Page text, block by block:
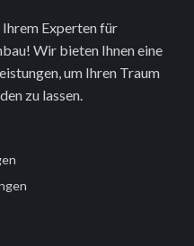
Experten für
Wir bieten Ihnen eine
um Ihren Traum
zu lassen.